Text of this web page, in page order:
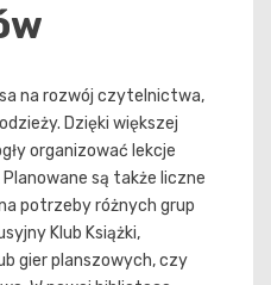
na rozwój czytelnictwa,
Dzięki większej
organizować lekcje
są także liczne
potrzeby różnych grup
Klub Książki,
gier planszowych, czy